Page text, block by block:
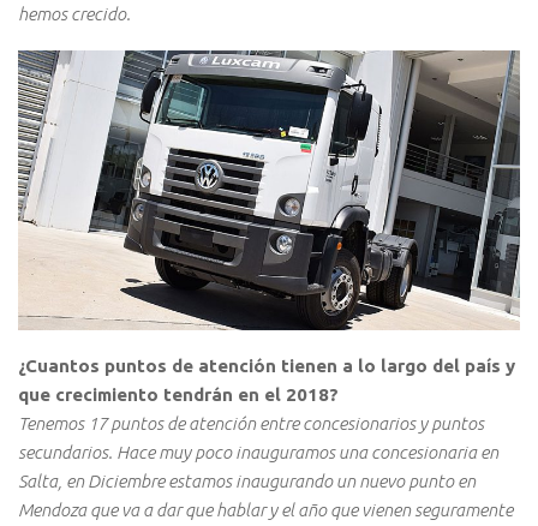
hemos crecido.
¿Cuantos puntos de atención tienen a lo largo del país y
que crecimiento tendrán en el 2018?
Tenemos 17 puntos de atención entre concesionarios y puntos
secundarios. Hace muy poco inauguramos una concesionaria en
Salta, en Diciembre estamos inaugurando un nuevo punto en
Mendoza que va a dar que hablar y el año que vienen seguramente